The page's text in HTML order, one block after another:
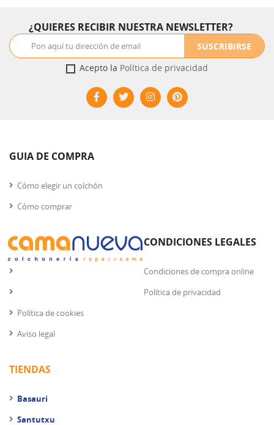
¿QUIERES RECIBIR NUESTRA NEWSLETTER?
SUSCRIBIRSE
Acepto la Política de privacidad
GUIA DE COMPRA
Cómo elegir un colchón
Cómo comprar
CONDICIONES LEGALES
Condiciones de compra online
Política de privacidad
Política de cookies
Aviso legal
TIENDAS
Basauri
Santutxu